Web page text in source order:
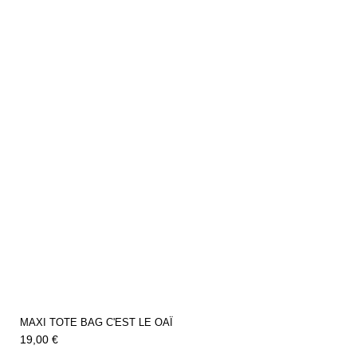
MAXI TOTE BAG C'EST LE OAÏ
19,00 €